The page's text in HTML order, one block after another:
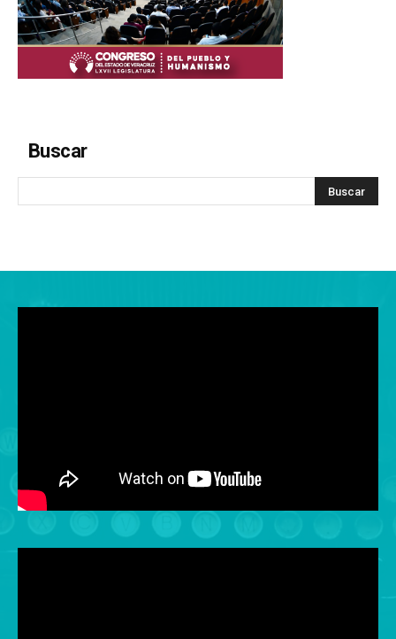
Buscar